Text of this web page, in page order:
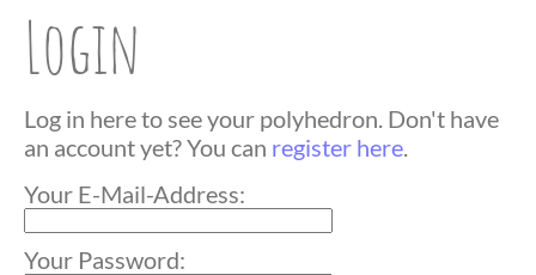
Login
Log in here to see your polyhedron. Don't have
an account yet? You can register here.
Your E-Mail-Address:
Your Password: